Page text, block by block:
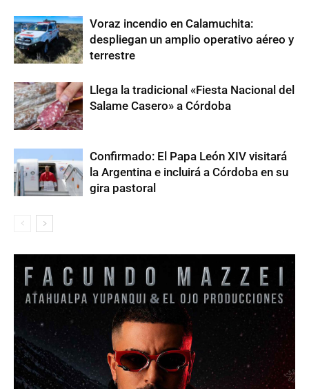
Voraz incendio en Calamuchita:
despliegan un amplio operativo aéreo y
terrestre
Llega la tradicional «Fiesta Nacional del
Salame Casero» a Córdoba
Confirmado: El Papa León XIV visitará
la Argentina e incluirá a Córdoba en su
gira pastoral